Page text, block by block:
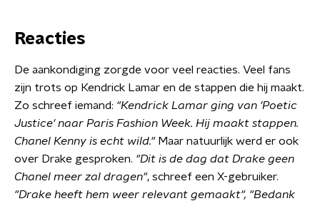
Reacties
De aankondiging zorgde voor veel reacties. Veel fans
zijn trots op Kendrick Lamar en de stappen die hij maakt.
Zo schreef iemand: "Kendrick Lamar ging van 'Poetic
Justice' naar Paris Fashion Week. Hij maakt stappen.
Chanel Kenny is echt wild." Maar natuurlijk werd er ook
over Drake gesproken. "Dit is de dag dat Drake geen
Chanel meer zal dragen", schreef een X-gebruiker.
"Drake heeft hem weer relevant gemaakt", "Bedank